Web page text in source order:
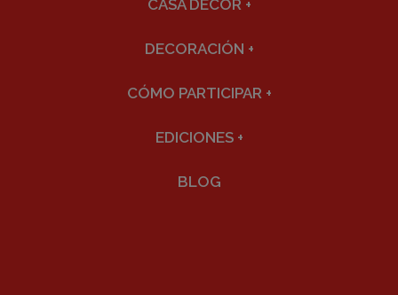
CASA DECOR +
DECORACIÓN +
CÓMO PARTICIPAR +
EDICIONES +
BLOG